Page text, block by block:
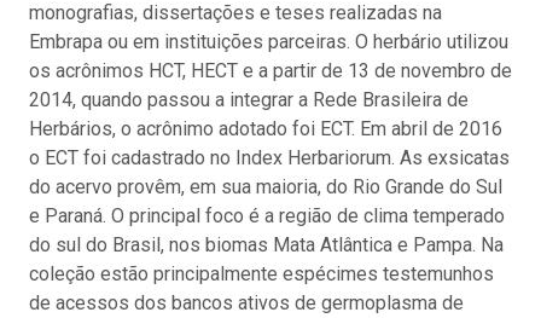
monografias, dissertações e teses realizadas na
Embrapa ou em instituições parceiras. O herbário utilizou
os acrônimos HCT, HECT e a partir de 13 de novembro de
2014, quando passou a integrar a Rede Brasileira de
Herbários, o acrônimo adotado foi ECT. Em abril de 2016
o ECT foi cadastrado no Index Herbariorum. As exsicatas
do acervo provêm, em sua maioria, do Rio Grande do Sul
e Paraná. O principal foco é a região de clima temperado
do sul do Brasil, nos biomas Mata Atlântica e Pampa. Na
coleção estão principalmente espécimes testemunhos
de acessos dos bancos ativos de germoplasma de